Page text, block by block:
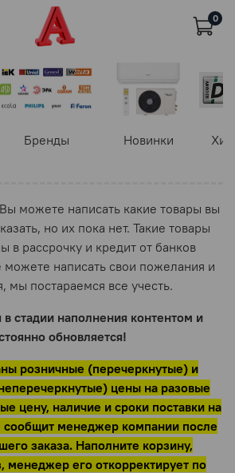
0
Бренды Новинки
можете написать какие товары вы
но их пока нет. Такие товары
в рассрочку и кредит от банков
можете написать свои пожелания и
мы постараемся все учесть.
в стадии наполнения контентом и
обновляется!
розничные (перечеркнутые) и
цены на разовые
цену, наличие и сроки поставки на
сообщит менеджер компании после
заказа. Наполните корзину,
менеджер его откорректирует по